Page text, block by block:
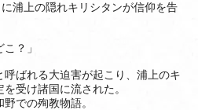
浦上の隠れキリシタンが信仰を告
？」
ばれる大迫害が起こり、浦上のキ
受け諸国に流された。
での殉教物語。